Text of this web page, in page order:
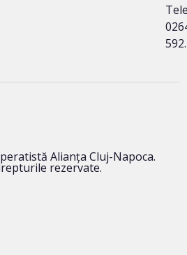
Alianța Cluj-Napoca.
rezervate.